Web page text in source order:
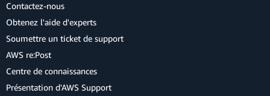
Contactez-nous
Obtenez l'aide d'experts
Soumettre un ticket de support
AWS re:Post
Centre de connaissances
Présentation d'AWS Support